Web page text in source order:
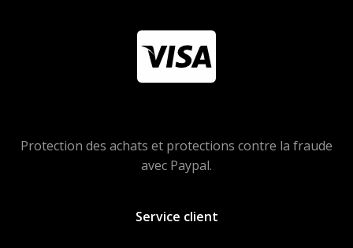
Protection des achats et protections contre la fraude
avec Paypal.
Service client